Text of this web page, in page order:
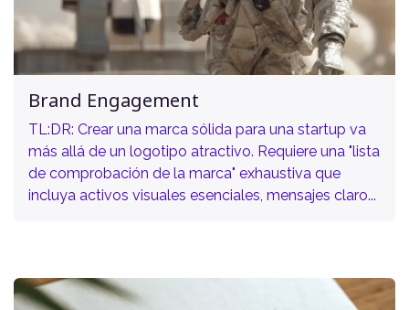
Brand Engagement
TL:DR: Crear una marca sólida para una startup va
más allá de un logotipo atractivo. Requiere una "lista
de comprobación de la marca" exhaustiva que
incluya activos visuales esenciales, mensajes claro...